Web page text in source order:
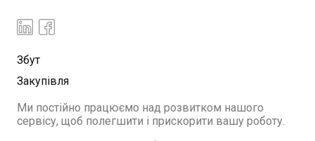
Збут
Закупівля
Ми постійно працюємо над розвитком нашого
сервісу, щоб полегшити і прискорити вашу роботу.